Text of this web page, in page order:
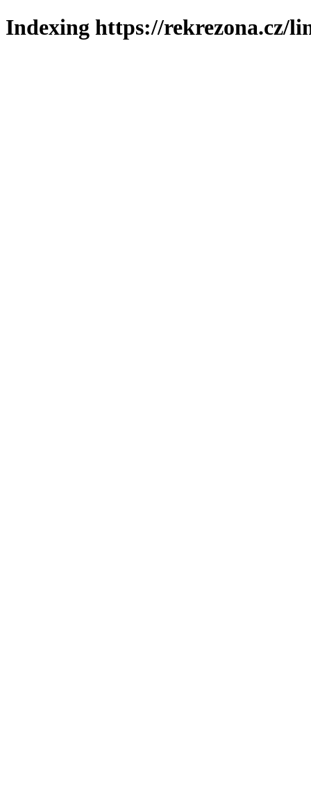
Indexing https://rekrezona.cz/